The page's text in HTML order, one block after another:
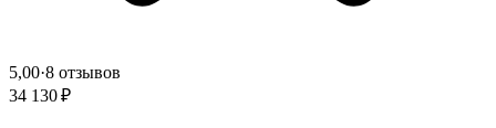
5,00·8 отзывов
34 130 ₽